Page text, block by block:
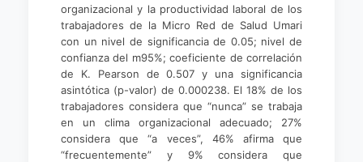
organizacional y la productividad laboral de los
trabajadores de la Micro Red de Salud Umari
con un nivel de significancia de 0.05; nivel de
confianza del m95%; coeficiente de correlación
de K. Pearson de 0.507 y una significancia
asintótica (p-valor) de 0.000238. El 18% de los
trabajadores considera que “nunca” se trabaja
en un clima organizacional adecuado; 27%
considera que “a veces”, 46% afirma que
“frecuentemente” y 9% considera que